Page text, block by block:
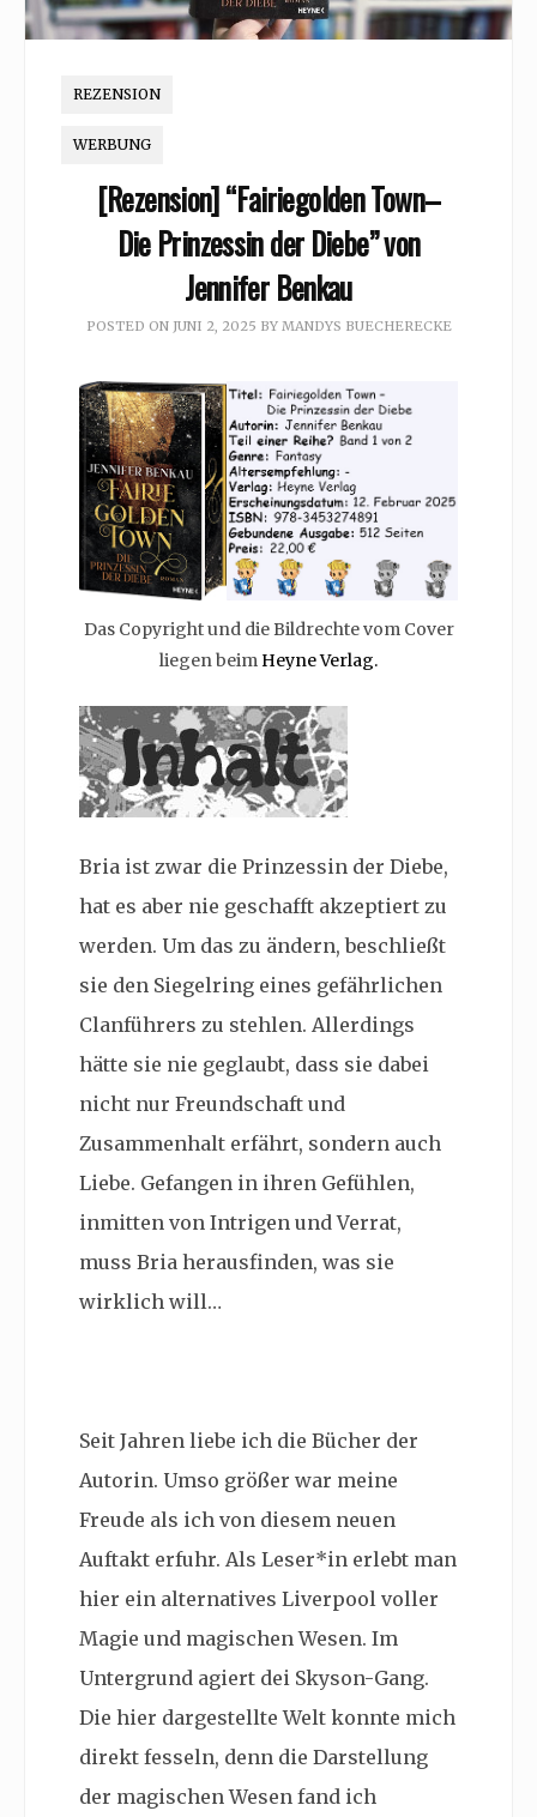
REZENSION
WERBUNG
[Rezension] “Fairiegolden Town–
Die Prinzessin der Diebe” von
Jennifer Benkau
POSTED ON JUNI 2, 2025 BY MANDYS BUECHERECKE
Das Copyright und die Bildrechte vom Cover
liegen beim Heyne Verlag.
Bria ist zwar die Prinzessin der Diebe,
hat es aber nie geschafft akzeptiert zu
werden. Um das zu ändern, beschließt
sie den Siegelring eines gefährlichen
Clanführers zu stehlen. Allerdings
hätte sie nie geglaubt, dass sie dabei
nicht nur Freundschaft und
Zusammenhalt erfährt, sondern auch
Liebe. Gefangen in ihren Gefühlen,
inmitten von Intrigen und Verrat,
muss Bria herausfinden, was sie
wirklich will…
Seit Jahren liebe ich die Bücher der
Autorin. Umso größer war meine
Freude als ich von diesem neuen
Auftakt erfuhr. Als Leser*in erlebt man
hier ein alternatives Liverpool voller
Magie und magischen Wesen. Im
Untergrund agiert dei Skyson-Gang.
Die hier dargestellte Welt konnte mich
direkt fesseln, denn die Darstellung
der magischen Wesen fand ich